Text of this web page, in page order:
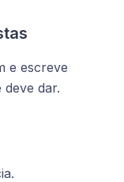
e escreve
dar.